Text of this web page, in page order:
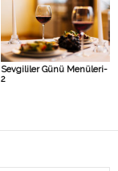
Sevgililer Günü Menüleri-
2